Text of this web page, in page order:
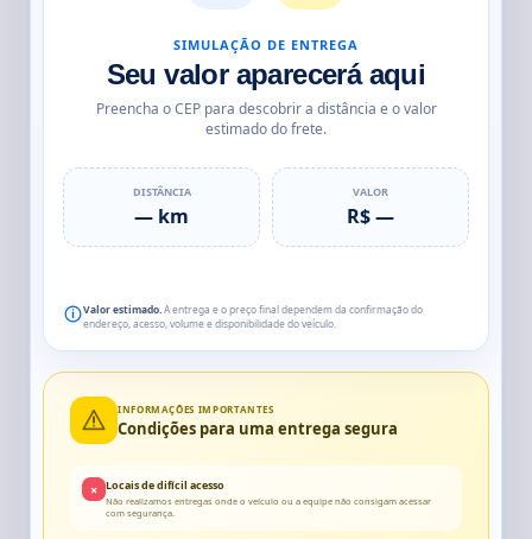
SIMULAÇÃO DE ENTREGA
Seu valor aparecerá aqui
Preencha o CEP para descobrir a distância e o valor
estimado do frete.
DISTÂNCIA
— km
VALOR
R$ —
Valor estimado. A entrega e o preço final dependem da confirmação do
endereço, acesso, volume e disponibilidade do veículo.
INFORMAÇÕES IMPORTANTES
Condições para uma entrega segura
× Locais de difícil acesso
Não realizamos entregas onde o veículo ou a equipe não consigam acessar
com segurança.